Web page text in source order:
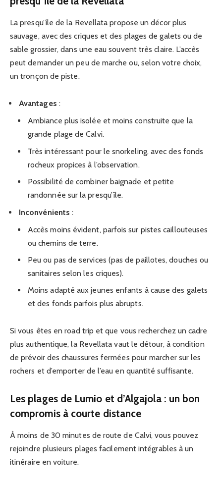
La presqu’île de la Revellata propose un décor plus
sauvage, avec des criques et des plages de galets ou de
sable grossier, dans une eau souvent très claire. L’accès
peut demander un peu de marche ou, selon votre choix,
un tronçon de piste.
Avantages :
Ambiance plus isolée et moins construite que la
grande plage de Calvi.
Très intéressant pour le snorkeling, avec des fonds
rocheux propices à l’observation.
Possibilité de combiner baignade et petite
randonnée sur la presqu’île.
Inconvénients :
Accès moins évident, parfois sur pistes caillouteuses
ou chemins de terre.
Peu ou pas de services (pas de paillotes, douches ou
sanitaires selon les criques).
Moins adapté aux jeunes enfants à cause des galets
et des fonds parfois plus abrupts.
Si vous êtes en road trip et que vous recherchez un cadre
plus authentique, la Revellata vaut le détour, à condition
de prévoir des chaussures fermées pour marcher sur les
rochers et d’emporter de l’eau en quantité suffisante.
Les plages de Lumio et d’Algajola : un bon
compromis à courte distance
À moins de 30 minutes de route de Calvi, vous pouvez
rejoindre plusieurs plages facilement intégrables à un
itinéraire en voiture.